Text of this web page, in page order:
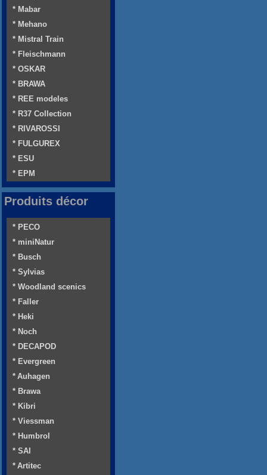
* Mabar
* Mehano
* Mistral Train
* Fleischmann
* OSKAR
* BRAWA
* REE modeles
* R37 Collection
* RIVAROSSI
* FULGUREX
* ESU
* EPM
Produits décor
* PECO
* miniNatur
* Busch
* Sylvias
* Woodland scenics
* Faller
* Heki
* Noch
* DECAPOD
* Evergreen
* Auhagen
* Brawa
* Kibri
* Viessman
* Humbrol
* SAI
* Artitec